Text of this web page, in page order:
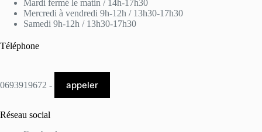
Mardi fermé le matin / 14h-17h30
Mercredi à vendredi 9h-12h / 13h30-17h30
Samedi 9h-12h / 13h30-17h30
Téléphone
0693919672 - appeler
Réseau social